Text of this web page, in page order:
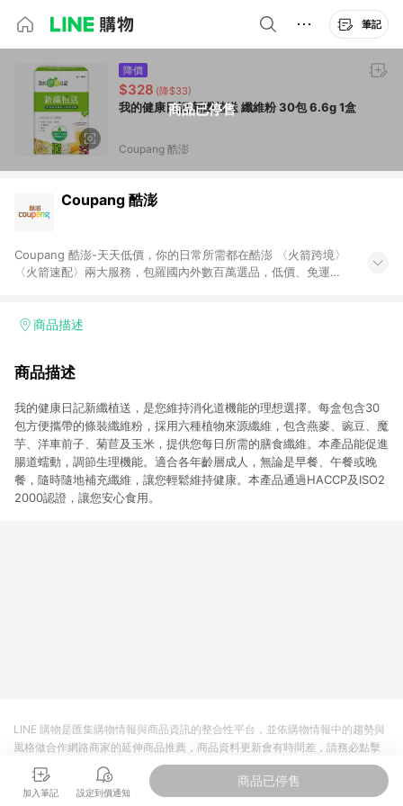
筆記
商品已停售
降價
$328 (降$33)
我的健康日記 新纖植送 纖維粉 30包 6.6g 1盒
Coupang 酷澎
Coupang 酷澎
Coupang 酷澎-天天低價，你的日常所需都在酷澎 〈火箭跨境〉
〈火箭速配〉兩大服務，包羅國內外數百萬選品，低價、免運，
加入WOW會員告別湊免運，火箭速配、火箭跨境優質選品不限金
商品描述
商品描述
我的健康日記新纖植送，是您維持消化道機能的理想選擇。每盒包含30
包方便攜帶的條裝纖維粉，採用六種植物來源纖維，包含燕麥、豌豆、魔
芋、洋車前子、菊苣及玉米，提供您每日所需的膳食纖維。本產品能促進
腸道蠕動，調節生理機能。適合各年齡層成人，無論是早餐、午餐或晚
餐，隨時隨地補充纖維，讓您輕鬆維持健康。本產品通過HACCP及ISO2
2000認證，讓您安心食用。
加入筆記 設定到價通知
商品已停售
LINE 購物是匯集購物情報與商品資訊的整合性平台，並依購物情報中的趨勢與
風格做合作網路商家的延伸商品推薦，商品資料更新會有時間差，請務必點擊
商品至各合作網路商家，確認現售價與購物條件，一切資訊以合作廠商網頁為
準。